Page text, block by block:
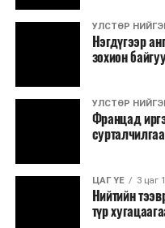
Зайлшгүй
тавилга,
Батлан
Хуулиар
контент,
Санхүүгийн
арванхоёрдугаар
УЛСТӨР
Нэгдүгээр
зохион
УЛСТӨР
Францад
ЦАГ ҮЕ 3 цаг
Нийтийн
түр